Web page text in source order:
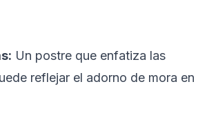
Un postre que enfatiza las
reflejar el adorno de mora en